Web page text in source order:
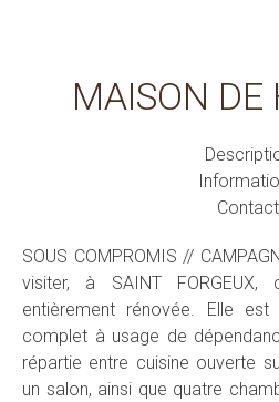
MAISON DE
Contact
SOUS COMPROMIS //
visiter, à SAINT FORGEUX,
entièrement rénovée. Elle
complet à usage de
répartie entre cuisine ouverte
un salon, ainsi que quatre